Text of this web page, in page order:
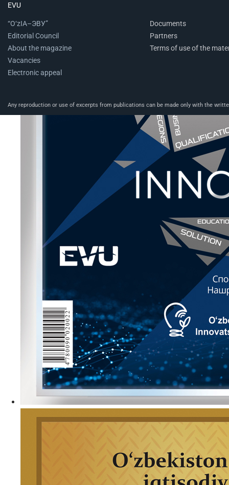
EVU
“O‘zIA–ЭВУ”
Editorial Council
About the magazine
Vacancies
Electronic appeal
Documents
Partners
Terms of use of the
Any reproduction or use of excerpts from publications can be made only with the